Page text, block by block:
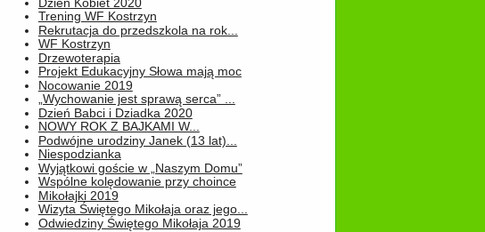
Trening WF Kostrzyn
Rekrutacja do przedszkola na rok...
WF Kostrzyn
Drzewoterapia
Projekt Edukacyjny Słowa mają moc
Nocowanie 2019
„Wychowanie jest sprawą serca” ...
Dzień Babci i Dziadka 2020
NOWY ROK Z BAJKAMI W...
Podwójne urodziny Janek (13 lat)...
Niespodzianka
Wyjątkowi goście w „Naszym Domu”
Wspólne kolędowanie przy choince
Mikołajki 2019
Wizyta Świętego Mikołaja oraz jego...
Odwiedziny Świętego Mikołaja 2019